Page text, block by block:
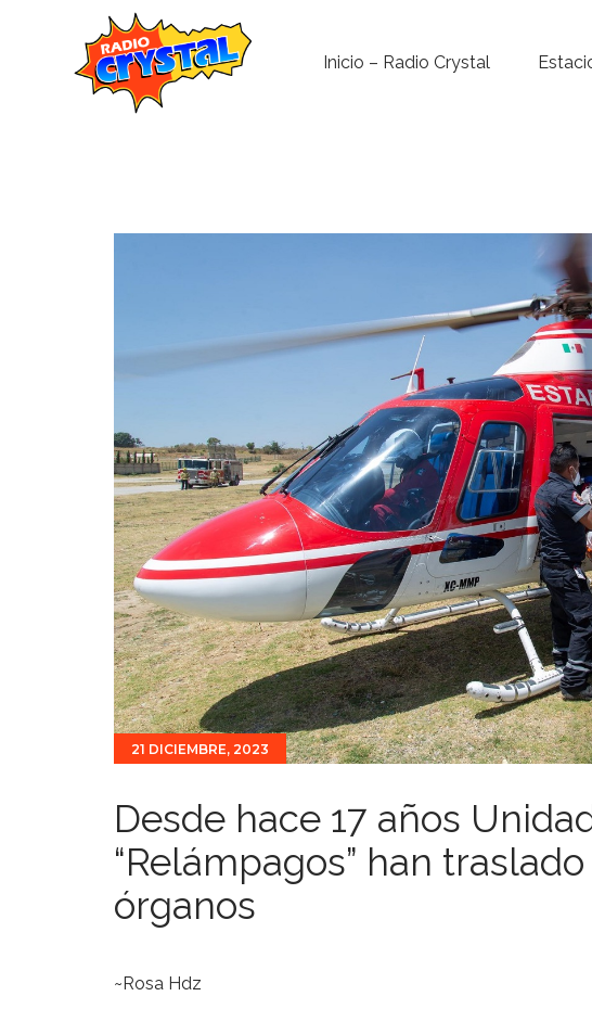
Inicio – Radio Crystal
Noticias
Para ti
21 DICIEMBRE, 2023
Desde hace 17 años
“Relámpagos” han
órganos
~Rosa Hdz